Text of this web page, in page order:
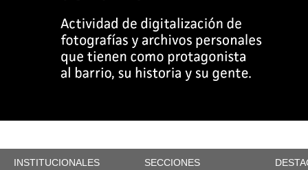
INSTITUCIONALES SECCIONES